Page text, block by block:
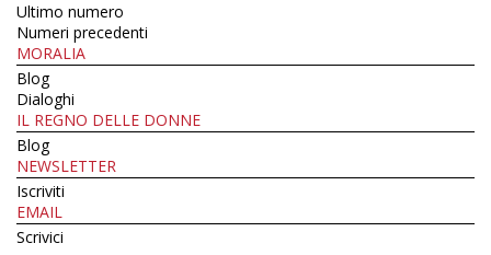
Ultimo numero
Numeri precedenti
MORALIA
Blog
Dialoghi
IL REGNO DELLE DONNE
Blog
NEWSLETTER
Iscriviti
EMAIL
Scrivici